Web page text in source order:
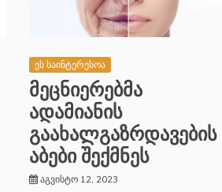
ეს საინტერესოა
მეცნიერებმა
ადამიანის
გაახალგაზრდავების
აბები შექმნეს
აგვისტო 12, 2023